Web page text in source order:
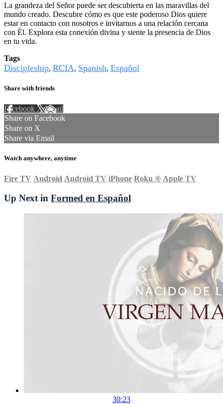
La grandeza del Señor puede ser descubierta en las maravillas del
mundo creado. Descubre cómo es que este poderoso Dios quiere
estar en contacto con nosotros e invitarnos a una relación cercana
con Él. Explora esta conexión divina y siente la presencia de Dios
en tu vida.
Tags
Discipleship, RCIA, Spanish, Español
Share with friends
Facebook XEmail
Share on Facebook
Share on X
Share via Email
Watch anywhere, anytime
Fire TV Android Android TV iPhone Roku ® Apple TV
Up Next in Formed en Español
30:23